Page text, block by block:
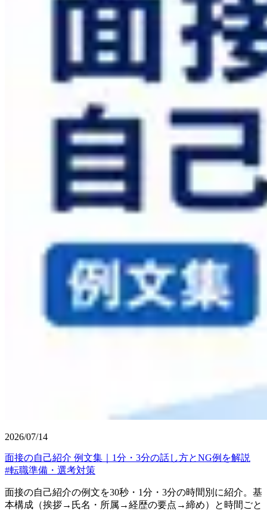
2026/07/14
面接の自己紹介 例文集｜1分・3分の話し方とNG例を解説
#転職準備・選考対策
面接の自己紹介の例文を30秒・1分・3分の時間別に紹介。基
本構成（挨拶→氏名・所属→経歴の要点→締め）と時間ごと